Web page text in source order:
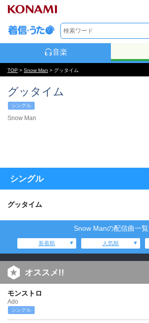
音楽
TOP > Snow Man > グッタイム
グッタイム
シングル
Snow Man
シングル
グッタイム
Snow Manの配信曲一覧
新着順 人気順
オススメ!!
モンストロ
Ado
シングル